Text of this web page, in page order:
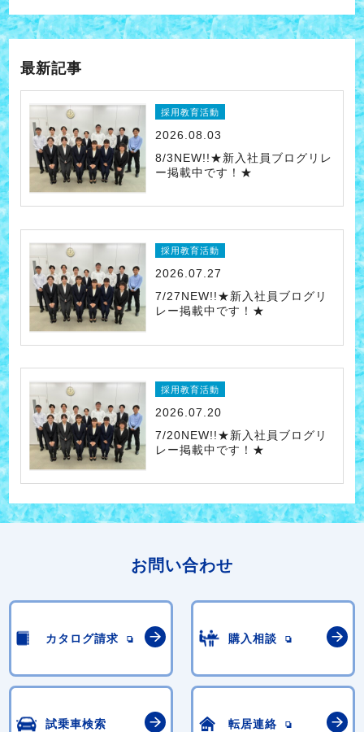
最新記事
採用教育活動
2026.08.03
8/3NEW!!★新入社員ブログリレ
ー掲載中です！★
採用教育活動
2026.07.27
7/27NEW!!★新入社員ブログリ
レー掲載中です！★
採用教育活動
2026.07.20
7/20NEW!!★新入社員ブログリ
レー掲載中です！★
お問い合わせ
カタログ請求 購入相談
試乗車検索 転居連絡